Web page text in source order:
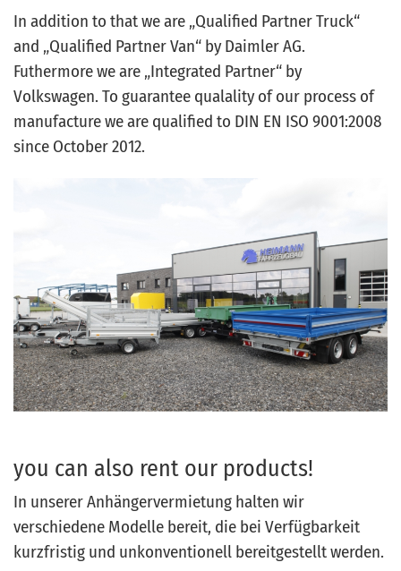
In addition to that we are „Qualified Partner Truck“
and „Qualified Partner Van“ by Daimler AG.
Futhermore we are „Integrated Partner“ by
Volkswagen. To guarantee qualality of our process of
manufacture we are qualified to DIN EN ISO 9001:2008
since October 2012.
you can also rent our products!
In unserer Anhängervermietung halten wir
verschiedene Modelle bereit, die bei Verfügbarkeit
kurzfristig und unkonventionell bereitgestellt werden.